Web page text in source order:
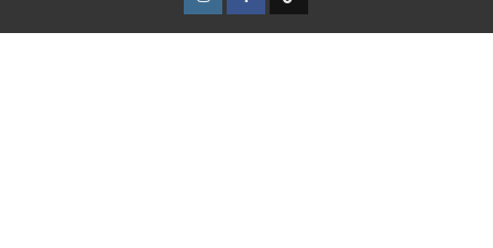
InstagramFacebook
TikTok